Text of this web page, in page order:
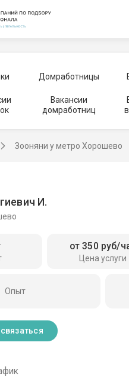
Домработницы
Вакансии
домработниц
Зооняни у метро Хорошево
И.
Цена услуги
от 350 руб/
Опыт